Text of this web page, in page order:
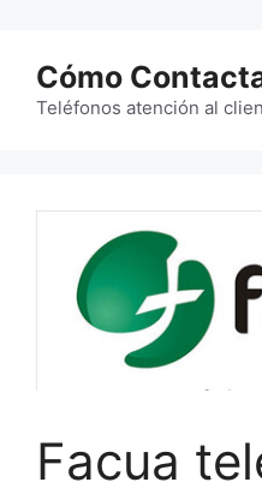
contenido
Cómo
Teléfonos atención al
Facua